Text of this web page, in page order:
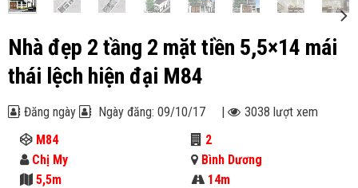
Nhà đẹp 2 tầng 2 mặt tiền 5,5×14 mái
thái lệch hiện đại M84
Đăng ngày Ngày đăng: 09/10/17 |
3038 lượt xem
M84
2
Chị My
Bình Dương
5,5m
14m